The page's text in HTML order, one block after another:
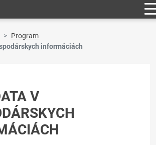
Program
informáciách
V